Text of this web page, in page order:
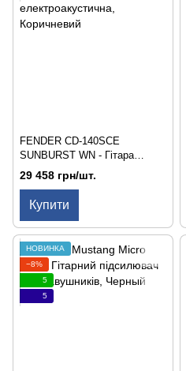
FENDER CD-140SCE
SUNBURST WN - Гітара
електроакустична
29 458 грн/шт.
Купити
НОВИНКА
−8%
5
5